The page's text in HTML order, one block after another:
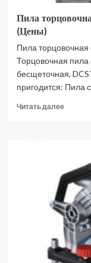
Пила
(Цены)
Пила
Торцовочная пила
бесщеточная,
пригодится: Пила
Читать далее
8-
310С
90081
(Цены)